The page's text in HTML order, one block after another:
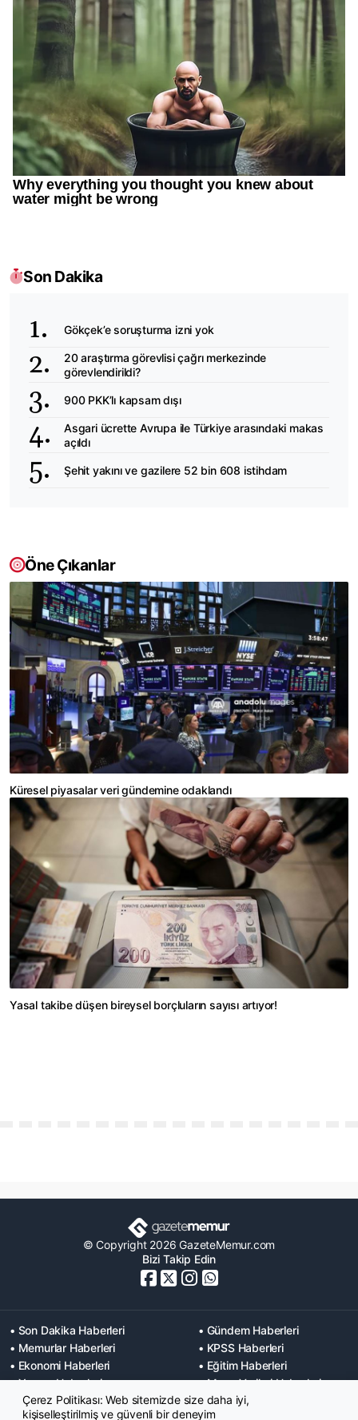
Son Dakika
Gökçek’e soruşturma izni yok
20 araştırma görevlisi çağrı merkezinde
görevlendirildi?
900 PKK’lı kapsam dışı
Asgari ücrette Avrupa ile Türkiye arasındaki makas
açıldı
Şehit yakını ve gazilere 52 bin 608 istihdam
Öne Çıkanlar
Küresel piyasalar veri gündemine odaklandı
Yasal takibe düşen bireysel borçluların sayısı artıyor!
© Copyright 2026 GazeteMemur.com
Bizi Takip Edin
• Son Dakika Haberleri
• Gündem Haberleri
• Memurlar Haberleri
• KPSS Haberleri
• Ekonomi Haberleri
• Eğitim Haberleri
• Yaşam Haberleri
• Maaş Verileri Haberleri
• Mahkeme Kararları
Haberleri
Çerez Politikası: Web sitemizde size daha iyi,
kişiselleştirilmiş ve güvenli bir deneyim